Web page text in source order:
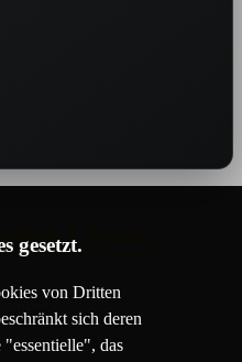
gesetzt.
von Dritten
sich deren
das